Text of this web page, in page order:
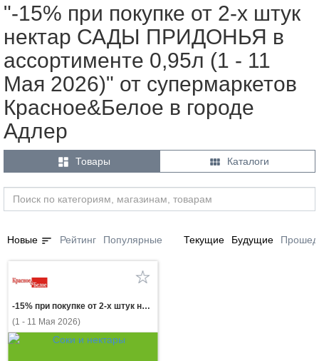
"-15% при покупке от 2-х штук
нектар САДЫ ПРИДОНЬЯ в
ассортименте 0,95л (1 - 11
Мая 2026)" от супермаркетов
Красное&Белое в городе
Адлер
 Товары  Каталоги
Новые sort Рейтинг Популярные Текущие Будущие
-15% при покупке от 2-х штук нектар САДЫ ПРИДОНЬЯ в ассортименте 0,95л
(1 - 11 Мая 2026)